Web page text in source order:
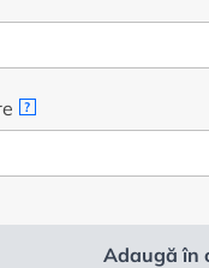
?
Adaugă în